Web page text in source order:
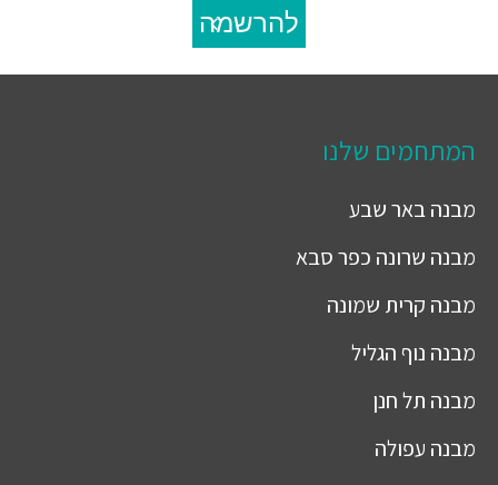
להרשמה
המתחמים שלנו
מבנהבאר שבע
מבנה שרונה כפר סבא
מבנה קרית שמונה
מבנה נוף הגליל
מבנה תל חנן
מבנה עפולה